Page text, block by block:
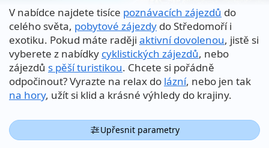
V nabídce najdete tisíce poznávacích zájezdů do
celého světa, pobytové zájezdy do Středomoří i
exotiku. Pokud máte raději aktivní dovolenou, jistě si
vyberete z nabídky cyklistických zájezdů, nebo
zájezdů s pěší turistikou. Chcete si pořádně
odpočinout? Vyrazte na relax do lázní, nebo jen tak
na hory, užít si klid a krásné výhledy do krajiny.
Upřesnit parametry